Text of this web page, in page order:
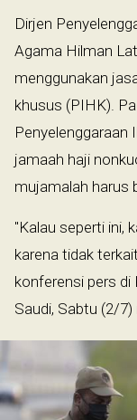
Dirjen
Agama Hilman
menggunakan
khusus (PIHK).
Penyelenggaraan
jamaah haji
mujamalah harus
"Kalau seperti ini,
karena tidak
konferensi pers di
Saudi, Sabtu (2/7)